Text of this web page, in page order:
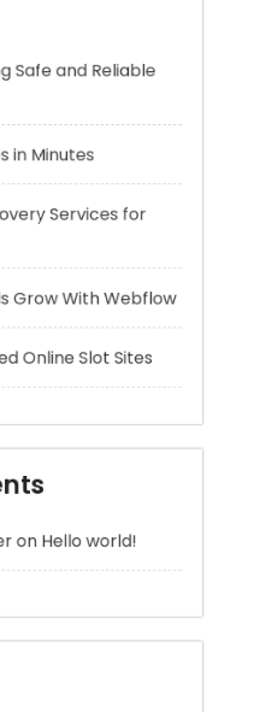
Services for
Grow With Webflow
Online Slot Sites